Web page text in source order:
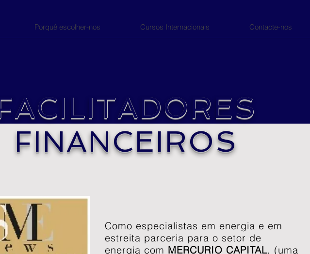
Porquê escolher-nos Cursos Internacionais Contacte-nos
FACILITADORES
FINANCEIROS
Como especialistas em energia e em
estreita parceria para o setor de
energia com MERCURIO CAPITAL, (uma